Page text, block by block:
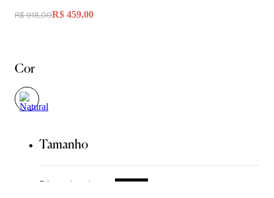
R$ 918,00R$ 459,00
Cor
Tamanho
Régua de caimento